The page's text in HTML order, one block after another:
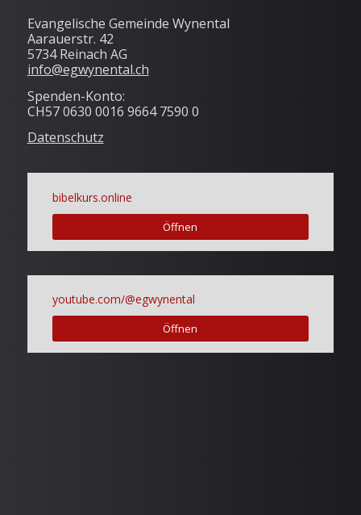
Evangelische Gemeinde Wynental
Aarauerstr. 42
5734 Reinach AG
info@egwynental.ch
Spenden-Konto:
CH57 0630 0016 9664 7590 0
Datenschutz
bibelkurs.online
Öffnen
youtube.com/@egwynental
Öffnen